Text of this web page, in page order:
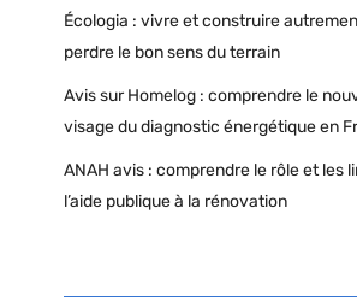
Écologia : vivre et construire
perdre le bon sens du terrain
Avis sur Homelog : comprendre le
visage du diagnostic énergétique en
ANAH avis : comprendre le rôle et les
l’aide publique à la rénovation